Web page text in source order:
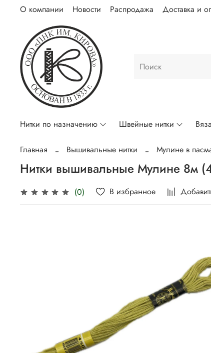
О компании Новости Распродажа Доставка и
Нитки по назначению Швейные нитки
Главная Вышивальные нитки Мулине в
Нитки вышивальные Мулине 8м
(0) В избранное